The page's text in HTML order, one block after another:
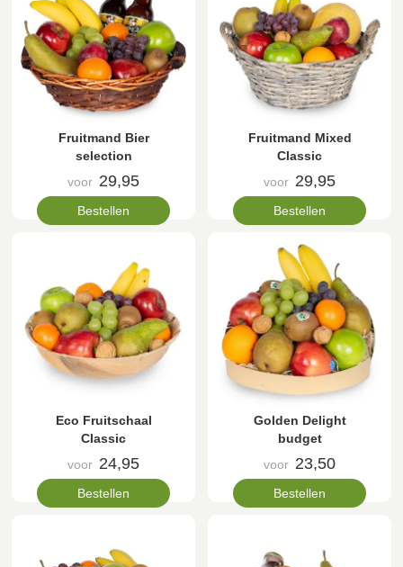
Fruitmand Bier
selection
voor 29,95
Bestellen
Fruitmand Mixed
Classic
voor 29,95
Bestellen
Eco Fruitschaal
Classic
voor 24,95
Bestellen
Golden Delight
budget
voor 23,50
Bestellen